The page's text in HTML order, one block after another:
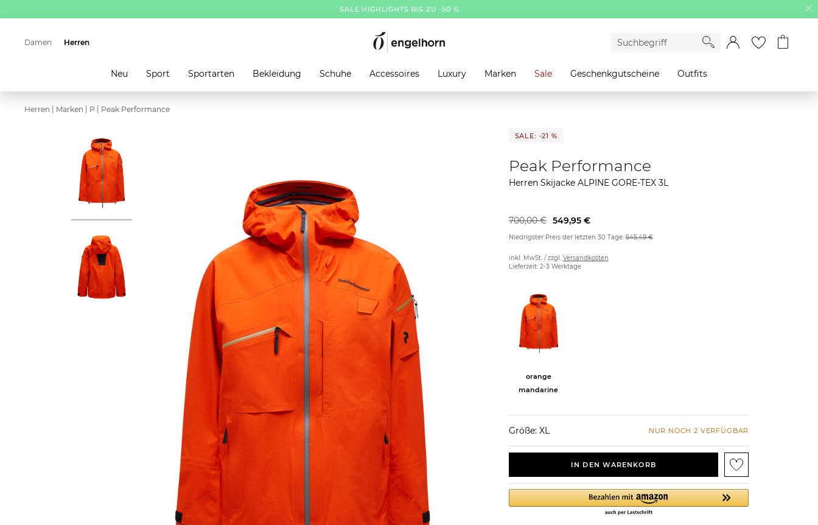
SALE HIGHLIGHTS BIS ZU -50 %
Damen Herren
Neu Sport Sportarten Bekleidung Schuhe Accessoires Luxury Marken Sale Geschenkgutscheine Outfits
Herren Marken P Peak Performance
SALE: -21 %
Peak Performance
Herren Skijacke ALPINE GORE-TEX 3L
549,95 €
700,00 €
Niedrigster Preis der letzten 30 Tage:545,49 €
inkl. MwSt. / zzgl. Versandkosten
Lieferzeit: 2-3 Werktage
orange
mandarine
Größe: XL NUR NOCH 2 VERFÜGBAR
IN DEN WARENKORB